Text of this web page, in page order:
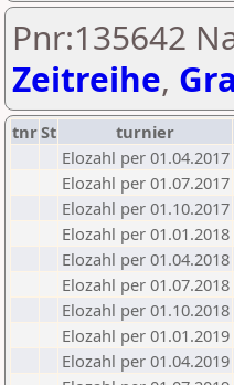
Pnr:135642
Zeitreihe,
tnrSt turnier
Elozahl per 01.04.2017
Elozahl per 01.07.2017
Elozahl per 01.10.2017
Elozahl per 01.01.2018
Elozahl per 01.04.2018
Elozahl per 01.07.2018
Elozahl per 01.10.2018
Elozahl per 01.01.2019
Elozahl per 01.04.2019